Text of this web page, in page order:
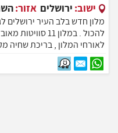
ישוב: ירושלים אזור:
מלון חדש בלב העיר ירושלים
להכול . במלון 11
לאורחי המלון , בריכת שחיה
סוויטות פרטיות עם גקוזי
קרוב למגוון אטרקציות